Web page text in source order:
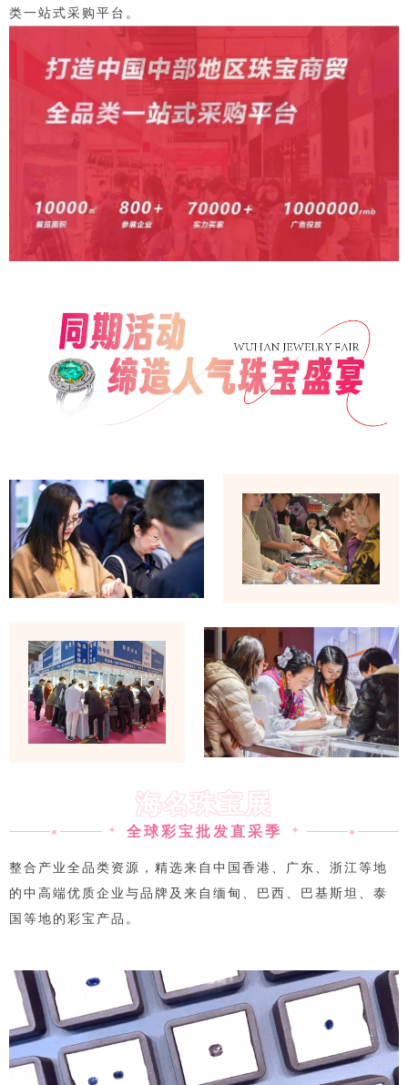
类一站式采购平台。
海名珠宝展
• ✦ 全球彩宝批发直采季 ✦ •
整合产业全品类资源，精选来自中国香港、广东、浙江等地
的中高端优质企业与品牌及来自缅甸、巴西、巴基斯坦、泰
国等地的彩宝产品。